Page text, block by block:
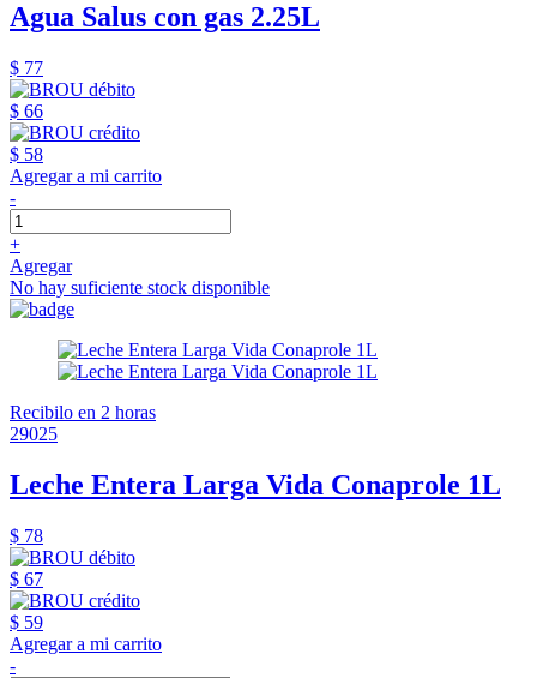
Agua Salus con gas 2.25L
$ 77
$ 66
$ 58
Agregar a mi carrito
-
+
Agregar
No hay suficiente stock disponible
Recibilo en 2 horas
29025
Leche Entera Larga Vida Conaprole 1L
$ 78
$ 67
$ 59
Agregar a mi carrito
-